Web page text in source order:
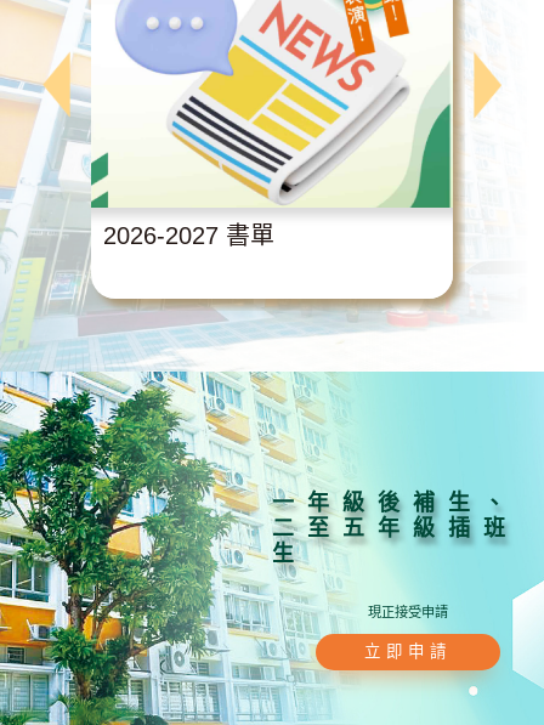
2026-2027 書單
一年級後補生、
二至五年級插班
生
現正接受申請
立即申請